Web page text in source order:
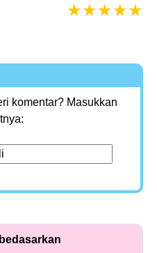
★★★★★
komentar? Masukkan